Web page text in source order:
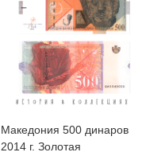
Македония 500 динаров
2014 г. Золотая